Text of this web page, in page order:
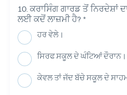
ਕਰਾਸਿੰਗ ਗਾਰਡ ਤੋਂ ਨਿਰਦੇਸ਼ਾਂ
ਲਈ ਕਦੋਂ ਲਾਜ਼ਮੀ ਹੈ? *
ਹਰ ਵੇਲੇ।
ਸਿਰਫ ਸਕੂਲ ਦੇ ਘੰਟਿਆਂ ਦੌਰਾਨ।
ਕੇਵਲ ਤਾਂ ਜੱਦ ਬੱਚੇ ਸਕੂਲ ਦੇ